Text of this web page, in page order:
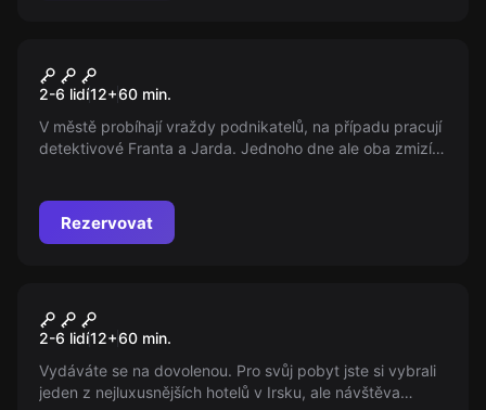
Detektivka
2-6 lidí12+60 min.
V městě probíhají vraždy podnikatelů, na případu pracují
detektivové Franta a Jarda. Jednoho dne ale oba zmizí.
Rezervovat
Hotel Clayton
2-6 lidí12+60 min.
Vydáváte se na dovolenou. Pro svůj pobyt jste si vybrali
jeden z nejluxusnějších hotelů v Irsku, ale návštěva